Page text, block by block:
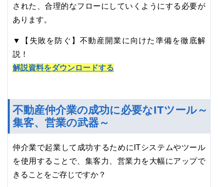
された、合理的なフローにしていくようにする必要が
あります。
▼【失敗を防ぐ】不動産開業に向けた準備を徹底解
説！
解説資料をダウンロードする
不動産仲介業の成功に必要なITツール～
集客、営業の武器～
仲介業で起業して成功するためにITシステムやツール
を使用することで、集客力、営業力を大幅にアップで
きることをご存じですか？